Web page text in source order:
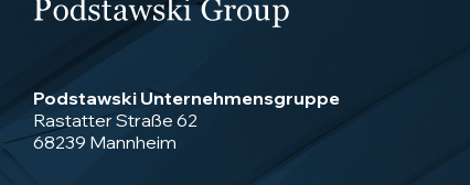
Podstawski Unternehmensgruppe
Rastatter Straße 62
68239 Mannheim